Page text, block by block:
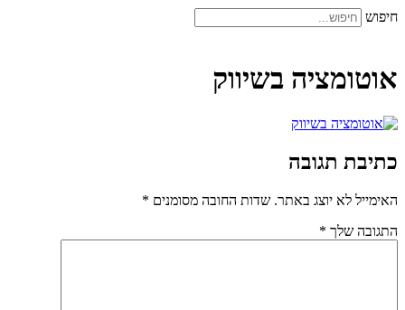
חיפוש
אוטומציה בשיווק
כתיבת תגובה
האימייל לא יוצג באתר. שדות החובה מסומנים *
התגובה שלך *